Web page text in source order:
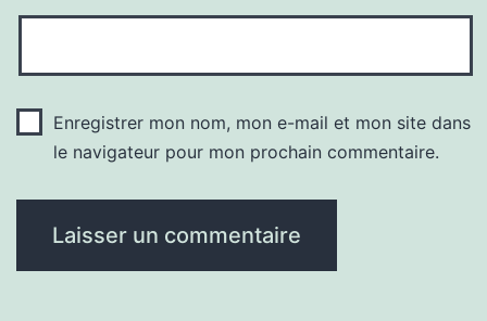
Enregistrer mon nom, mon e-mail et mon site dans
le navigateur pour mon prochain commentaire.